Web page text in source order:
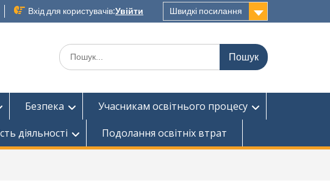
Вхід для користувачів:Увійти Швидкі посилання
Шукати:
Безпека
Учасникам освітнього процесу
діяльності Подолання освітніх втрат